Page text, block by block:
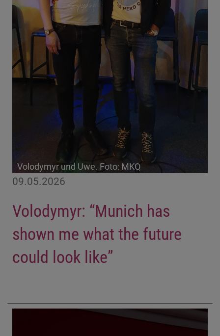
09.05.2026
Volodymyr: “Munich has
shown me what the future
could look like”
Volodymyr und Uwe. Foto: MKQ